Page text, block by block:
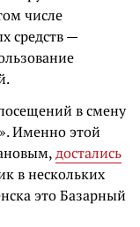
числе
средств —
в смену
Именно этой
достались
в нескольких
это Базарный